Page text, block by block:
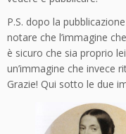
P.S. dopo la
notare che l’immagine
è sicuro che sia proprio
un’immagine che invece
Grazie! Qui sotto le due